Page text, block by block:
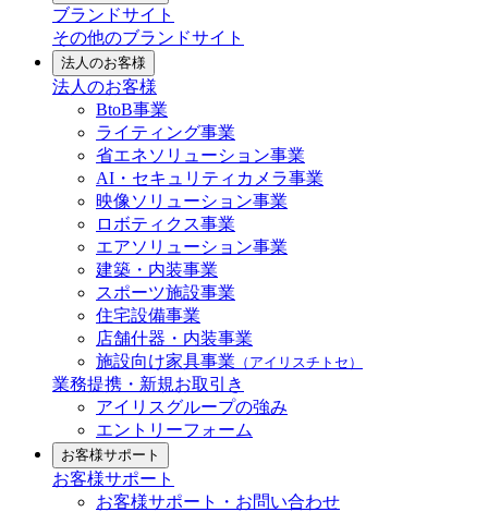
ブランドサイト
その他のブランドサイト
法人のお客様
法人のお客様
BtoB事業
ライティング事業
省エネソリューション事業
AI・セキュリティカメラ事業
映像ソリューション事業
ロボティクス事業
エアソリューション事業
建築・内装事業
スポーツ施設事業
住宅設備事業
店舗什器・内装事業
施設向け家具事業 （アイリスチトセ）
業務提携・新規お取引き
アイリスグループの強み
エントリーフォーム
お客様サポート
お客様サポート
お客様サポート・お問い合わせ